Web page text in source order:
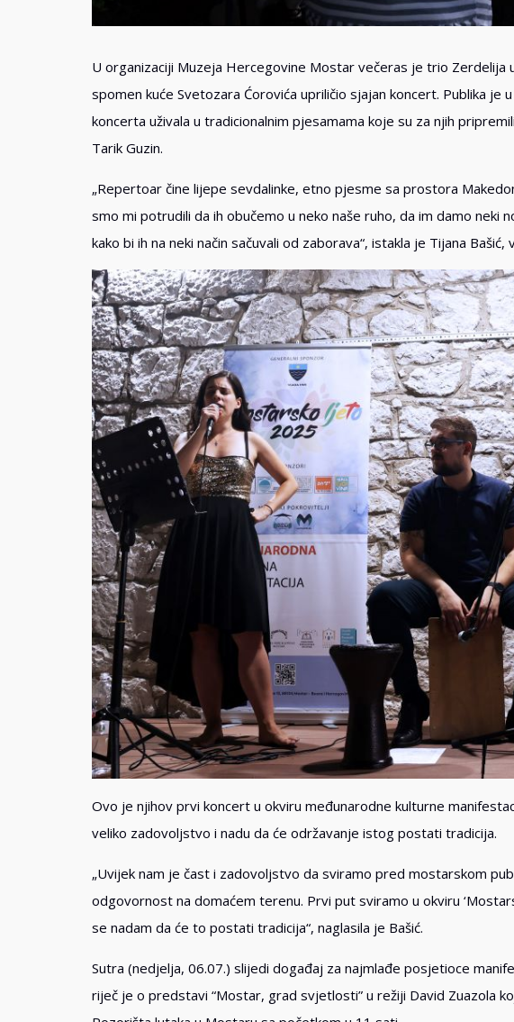
U organizaciji Muzeja Hercegovine Mostar večeras je trio Zerdelija
spomen kuće Svetozara Ćorovića upriličio sjajan koncert. Publika je
koncerta uživala u tradicionalnim pjesamama koje su za njih
Tarik Guzin.
„Repertoar čine lijepe sevdalinke, etno pjesme sa prostora
smo mi potrudili da ih obučemo u neko naše ruho, da im damo neki
kako bi ih na neki način sačuvali od zaborava“, istakla je Tijana
Ovo je njihov prvi koncert u okviru međunarodne kulturne
veliko zadovoljstvo i nadu da će održavanje istog postati tradicija.
„Uvijek nam je čast i zadovoljstvo da sviramo pred mostarskom
odgovornost na domaćem terenu. Prvi put sviramo u okviru
se nadam da će to postati tradicija“, naglasila je Bašić.
Sutra (nedjelja, 06.07.) slijedi događaj za najmlađe posjetioce
riječ je o predstavi “Mostar, grad svjetlosti” u režiji David Zuazola